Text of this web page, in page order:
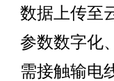
数据上传至
参数数字化
需接触输电